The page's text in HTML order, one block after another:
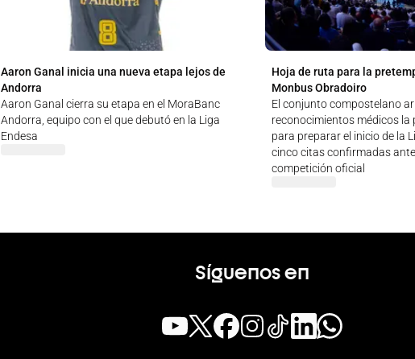
Aaron Ganal inicia una nueva etapa lejos de
Andorra
Aaron Ganal cierra su etapa en el MoraBanc
Andorra, equipo con el que debutó en la Liga
Endesa
Hoja de ruta para la
Monbus Obradoiro
El conjunto compostelano
reconocimientos médicos la
para preparar el inicio de la
cinco citas confirmadas
competición oficial
Síguenos en